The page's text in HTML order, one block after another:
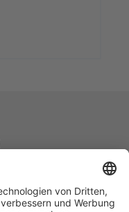
TECHNOLOGY